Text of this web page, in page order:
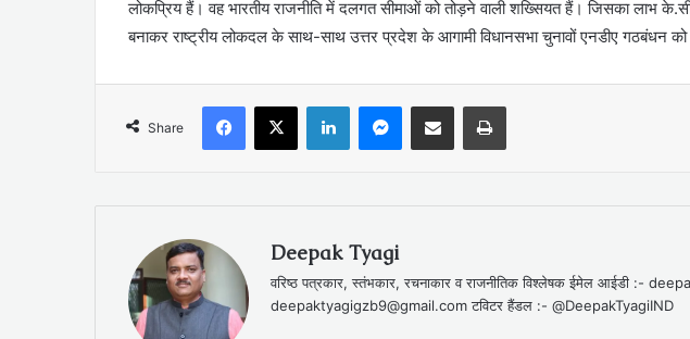
लोकप्रिय हैं। वह भारतीय राजनीति में दलगत सीमाओं को तोड़ने वाली शख्सियत हैं। जिसका लाभ के.सी.
बनाकर राष्ट्रीय लोकदल के साथ-साथ उत्तर प्रदेश के आगामी विधानसभा चुनावों एनडीए गठबंधन
Share
Facebook
X LinkedInMessenger
Share via Email Print
Deepak Tyagi
वरिष्ठ पत्रकार, स्तंभकार, रचनाकार व राजनीतिक विश्लेषक ईमेल आईडी :-
deepaktyagigzb9@gmail.com टविटर हैंडल :- @DeepakTyagiIND